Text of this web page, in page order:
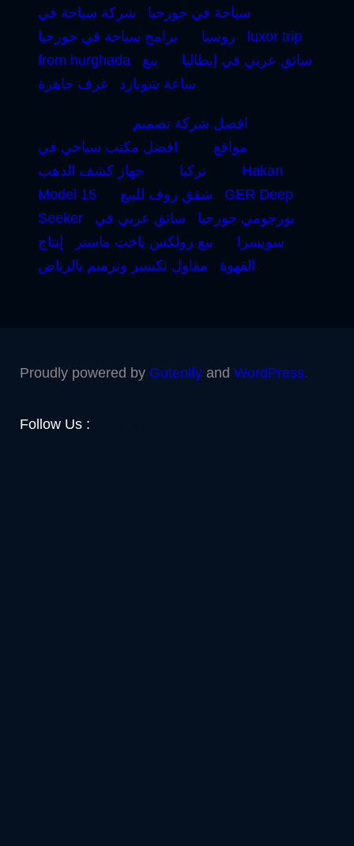
سياحة في جورجيا
شركة سياحة في
روسيا
برامج سياحة في جورجيا
luxor trip
from hurghada
سائق عربي في إيطاليا
بيع
ساعة شوبارد
غرف جاهزة
افضل شركة تصميم
مواقع
افضل مكتب سياحي في
تركيا
جهاز كشف الذهب
Hakan
Model 15
شقق روف للبيع
GER Deep
Seeker
بورجومي جورجيا
سائق عربي في
سويسرا
بيع رولكس ياخت ماستر
إنتاج
القهوة
مقاول تكسير وترميم بالرياض
Proudly powered by Gutenify and WordPress.
Follow Us :